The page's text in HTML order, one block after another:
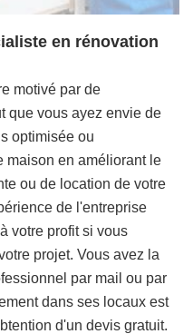
en rénovation
motivé par de
que vous ayez envie de
optimisée ou
maison en améliorant le
ou de location de votre
de l'entreprise
votre profit si vous
projet. Vous avez la
par mail ou par
dans ses locaux est
d'un devis gratuit.